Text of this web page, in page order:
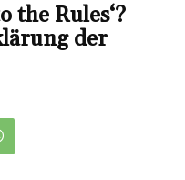
the Rules‘?
der